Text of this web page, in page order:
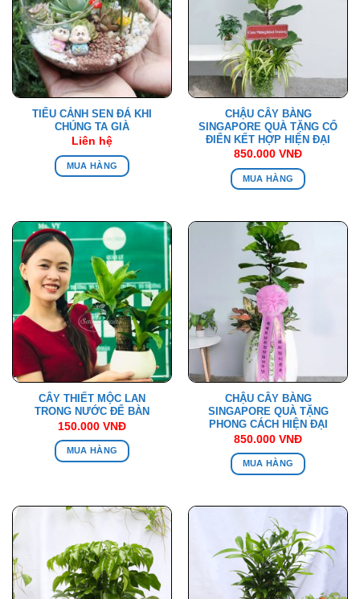
TIỂU CẢNH SEN ĐÁ KHI
CHÚNG TA GIÀ
Liên hệ
MUA HÀNG
CHẬU CÂY BÀNG
SINGAPORE QUÀ TẶNG CỔ
ĐIỂN KẾT HỢP HIỆN ĐẠI
850.000 VNĐ
MUA HÀNG
CÂY THIẾT MỘC LAN
TRONG NƯỚC ĐỂ BÀN
150.000 VNĐ
MUA HÀNG
CHẬU CÂY BÀNG
SINGAPORE QUÀ TẶNG
PHONG CÁCH HIỆN ĐẠI
850.000 VNĐ
MUA HÀNG